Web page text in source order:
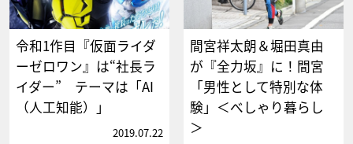
令和1作目『仮面ライダ
ーゼロワン』は“社長ラ
イダー” テーマは「AI
（人工知能）」
2019.07.22
間宮祥太朗＆堀田真由
が『全力坂』に！間宮
「男性として特別な体
験」＜べしゃり暮らし
＞